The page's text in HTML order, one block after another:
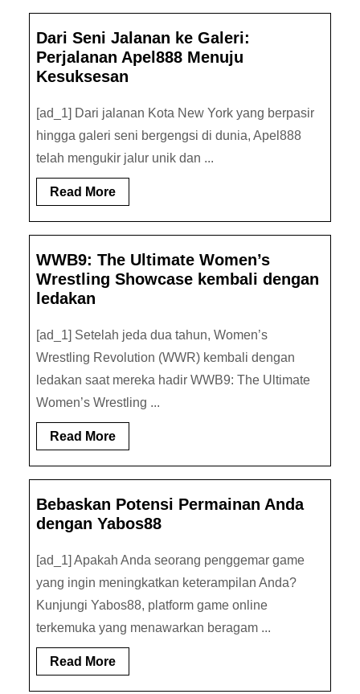
Dari Seni Jalanan ke Galeri:
Perjalanan Apel888 Menuju
Kesuksesan
[ad_1] Dari jalanan Kota New York yang berpasir
hingga galeri seni bergengsi di dunia, Apel888
telah mengukir jalur unik dan ...
Read MoreRead
More
WWB9: The Ultimate Women’s
Wrestling Showcase kembali dengan
ledakan
[ad_1] Setelah jeda dua tahun, Women’s
Wrestling Revolution (WWR) kembali dengan
ledakan saat mereka hadir WWB9: The Ultimate
Women’s Wrestling ...
Read MoreRead
More
Bebaskan Potensi Permainan Anda
dengan Yabos88
[ad_1] Apakah Anda seorang penggemar game
yang ingin meningkatkan keterampilan Anda?
Kunjungi Yabos88, platform game online
terkemuka yang menawarkan beragam ...
Read MoreRead
More